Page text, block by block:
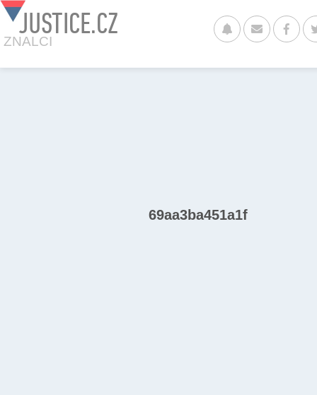
JUSTICE.CZ
ZNALCI
69aa3ba451a1f